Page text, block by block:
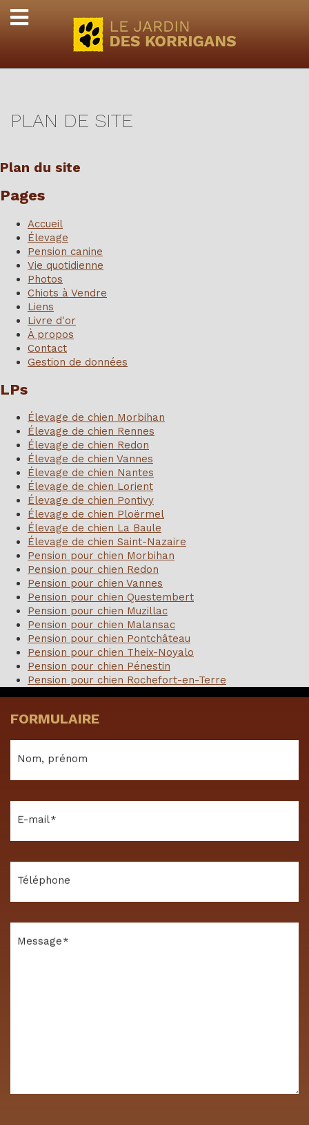
Plan du site
Pages
Accueil
Élevage
Pension canine
Vie quotidienne
Photos
Chiots à Vendre
Liens
Livre d'or
À propos
Contact
Gestion de données
LPs
Élevage de chien Morbihan
Élevage de chien Rennes
Élevage de chien Redon
Élevage de chien Vannes
Élevage de chien Nantes
Élevage de chien Lorient
Élevage de chien Pontivy
Élevage de chien Ploërmel
Élevage de chien La Baule
Élevage de chien Saint-Nazaire
Pension pour chien Morbihan
Pension pour chien Redon
Pension pour chien Vannes
Pension pour chien Questembert
Pension pour chien Muzillac
Pension pour chien Malansac
Pension pour chien Pontchâteau
Pension pour chien Theix-Noyalo
Pension pour chien Pénestin
Pension pour chien Rochefort-en-Terre
PLAN DE SITE
FORMULAIRE
Nom, prénom
E-mail
Téléphone
Message